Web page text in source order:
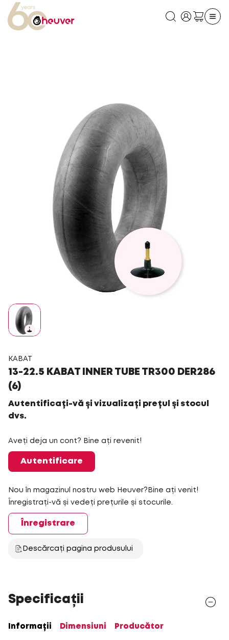
KABAT
13-22.5 KABAT INNER TUBE TR300 DER286
(6)
Autentificați-vă și vizualizați prețul și stocul
dvs.
Aveți deja un cont? Bine ați revenit!
Autentificare
Nou în magazinul nostru web Heuver?Bine ați venit!
Înregistrați-vă și vedeți prețurile și stocurile.
Înregistrare
Descărcați pagina produsului
Specificații
Informații Dimensiuni Producător